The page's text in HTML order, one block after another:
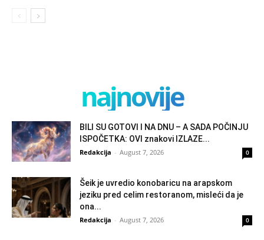
najnovije
BILI SU GOTOVI I NA DNU – A SADA POČINJU
ISPOČETKA: OVI znakovi IZLAZE...
Redakcija - August 7, 2026 0
Šeik je uvredio konobaricu na arapskom
jeziku pred celim restoranom, misleći da je
ona...
Redakcija - August 7, 2026 0